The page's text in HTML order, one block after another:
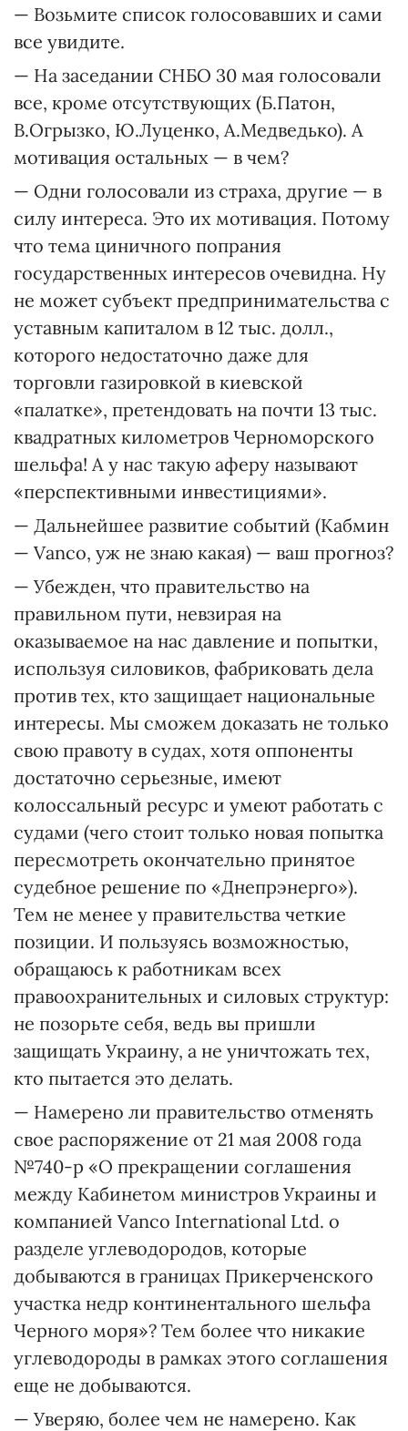
— Возьмите список голосовавших и сами
все увидите.
— На заседании СНБО 30 мая голосовали
все, кроме отсутствующих (Б.Патон,
В.Огрызко, Ю.Луценко, А.Медведько). А
мотивация остальных — в чем?
— Одни голосовали из страха, другие — в
силу интереса. Это их мотивация. Потому
что тема циничного попрания
государственных интересов очевидна. Ну
не может субъект предпринимательства с
уставным капиталом в 12 тыс. долл.,
которого недостаточно даже для
торговли газировкой в киевской
«палатке», претендовать на почти 13 тыс.
квадратных километров Черномор­ского
шельфа! А у нас такую аферу называют
«перспективными инвестициями».
— Дальнейшее развитие событий (Кабмин
— Vanco, уж не знаю какая) — ваш прогноз?
— Убежден, что правительство на
правильном пути, невзирая на
оказываемое на нас давление и попытки,
используя силовиков, фабриковать дела
против тех, кто защищает национальные
интересы. Мы сможем доказать не только
свою правоту в судах, хотя оппоненты
достаточно серьезные, имеют
колоссальный ресурс и умеют работать с
судами (чего стоит только новая попытка
пересмотреть окончательно принятое
судебное решение по «Днепрэнерго»).
Тем не менее у правительства четкие
позиции. И пользуясь возможностью,
обращаюсь к работникам всех
правоохранительных и силовых структур:
не позорьте себя, ведь вы пришли
защищать Украину, а не уничтожать тех,
кто пытается это делать.
— Намерено ли правительство отменять
свое распоряжение от 21 мая 2008 года
№740-р «О прекращении соглашения
между Кабинетом министров Украины и
компанией Vanco International Ltd. о
разделе углеводородов, которые
добываются в границах Прикерченского
участка недр континентального шельфа
Черного моря»? Тем более что никакие
углеводороды в рамках этого соглашения
еще не добываются.
— Уверяю, более чем не намерено. Как